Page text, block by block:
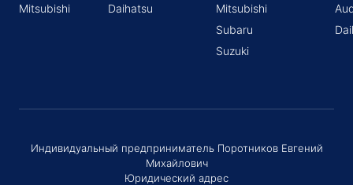
Mitsubishi
Daihatsu
Mitsubishi
Subaru
Suzuki
Индивидуальный предприниматель Поротников Евгений
Михайлович
Юридический адрес